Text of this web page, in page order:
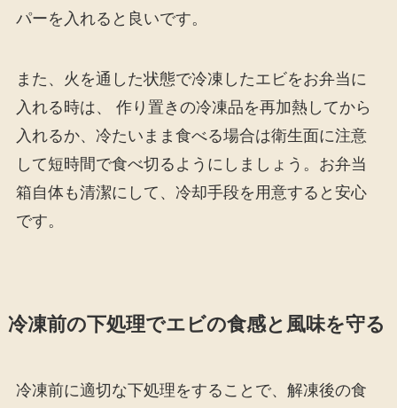
パーを入れると良いです。
また、火を通した状態で冷凍したエビをお弁当に
入れる時は、 作り置きの冷凍品を再加熱してから
入れるか、冷たいまま食べる場合は衛生面に注意
して短時間で食べ切るようにしましょう。お弁当
箱自体も清潔にして、冷却手段を用意すると安心
です。
冷凍前の下処理でエビの食感と風味を守る
冷凍前に適切な下処理をすることで、解凍後の食